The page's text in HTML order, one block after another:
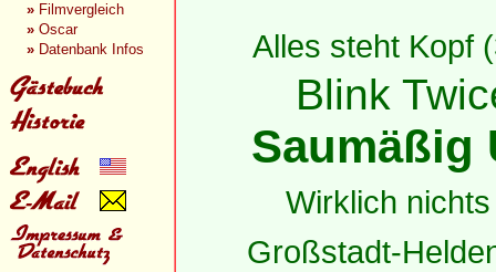
» Filmvergleich
» Oscar
» Datenbank Infos Alles steht Kopf
Blink
Saumäßig
Wirklich
Großstadt-